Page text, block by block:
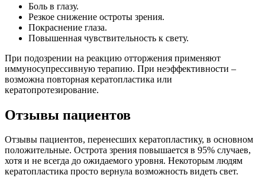
Боль в глазу.
Резкое снижение остроты зрения.
Покраснение глаза.
Повышенная чувствительность к свету.
При подозрении на реакцию отторжения применяют
иммуносупрессивную терапию. При неэффективности –
возможна повторная кератопластика или
кератопротезирование.
Отзывы пациентов
Отзывы пациентов, перенесших кератопластику, в основном
положительные. Острота зрения повышается в 95% случаев,
хотя и не всегда до ожидаемого уровня. Некоторым людям
кератопластика просто вернула возможность видеть свет.